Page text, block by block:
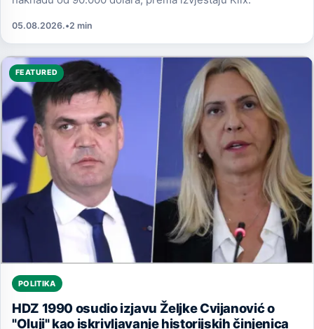
05.08.2026.•2 min
FEATURED
POLITIKA
HDZ 1990 osudio izjavu Željke Cvijanović o
"Oluji" kao iskrivljavanje historijskih činjenica